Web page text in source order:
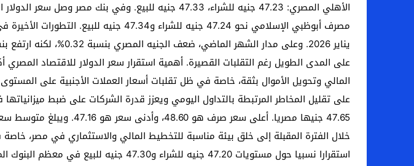
على المدى الطويل رغم التقلبات القصيرة. أهمية استقرار سعر الدولار للاقتصاد
المالي وتحويل الأموال بثقة، خاصة في ظل تقلبات أسعار العملات الأجنبية على
على تقليل المخاطر المرتبطة بالتداول اليومي ويعزز قدرة الشركات على ضبط
خلال الفترة المقبلة إلى خلق بيئة مناسبة للتخطيط المالي والاستثماري في مصر،
استقرارا نسبيا حول مستويات 47.20 جنيه